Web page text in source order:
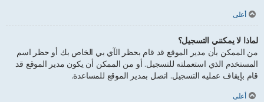
أعلى
لماذا لا يمكنني التسجيل؟
من الممكن بأن مدير الموقع قد قام بحظر الآي بي الخاص بك أو حظر اسم
المستخدم الذي استعملته للتسجيل. أو من الممكن أن يكون مدير الموقع قد
قام بإيقاف عمليه التسجيل. اتصل بمدير الموقع للمساعدة.
أعلى